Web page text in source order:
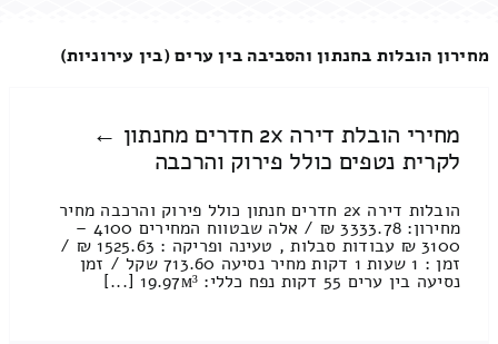
מחירון הובלות בחנתון והסביבה בין ערים (בין עירוניות)
מחירי הובלת דירה 2x חדרים מחנתון ←
לקרית נטפים כולל פירוק והרכבה
הובלות דירה 2x חדרים חנתון כולל פירוק והרכבה מחיר
מחירון: 3333.78 ₪ / אלה שבטווח המחירים 4100 –
3100 ₪ עבודות סבלות , טעינה ופריקה : 1525.63 ₪ /
זמן : 1 שעות 1 דקות מחיר נסיעה 713.60 שקל / זמן
נסיעה בין ערים 55 דקות נפח כללי: 19.97м³ [...]